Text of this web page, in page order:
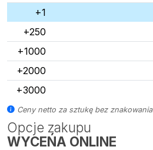
Opcje zakupu
WYCEŃA ONLINE
+1
+250
+1000
+2000
+3000
Ceny netto za sztukę bez znakowania